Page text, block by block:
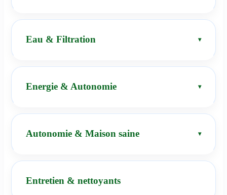
Eau & Filtration
Energie & Autonomie
Autonomie & Maison saine
Entretien & nettoyants